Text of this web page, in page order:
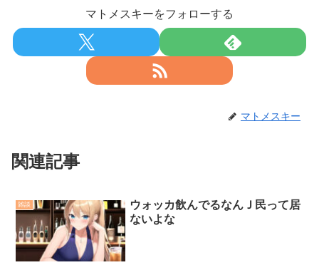
マトメスキーをフォローする
マトメスキー
関連記事
雑談
ウォッカ飲んでるなんＪ民って居
ないよな